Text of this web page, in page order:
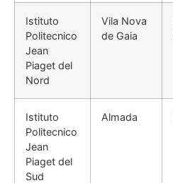
Istituto
Politecnico
Jean
Piaget del
Nord
Vila Nova
de Gaia
Istituto
Politecnico
Jean
Piaget del
Sud
Almada